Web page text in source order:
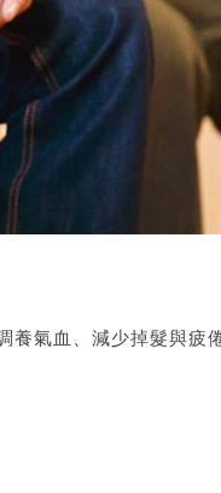
養氣血、減少掉髮與疲